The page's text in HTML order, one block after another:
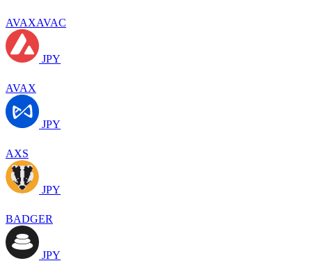
AVAXAVAC
JPY
AVAX
JPY
AXS
JPY
BADGER
JPY